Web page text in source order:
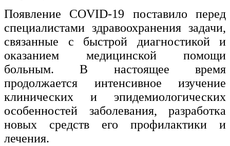
Появление COVID-19 поставило перед
специалистами здравоохранения задачи,
связанные с быстрой диагностикой и
оказанием медицинской помощи
больным. В настоящее время
продолжается интенсивное изучение
клинических и эпидемиологических
особенностей заболевания, разработка
новых средств его профилактики и
лечения.